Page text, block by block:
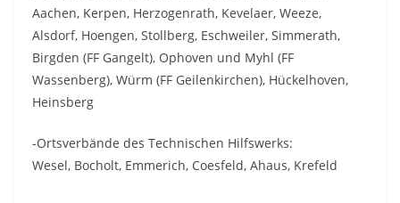
Aachen, Kerpen, Herzogenrath, Kevelaer, Weeze,
Alsdorf, Hoengen, Stollberg, Eschweiler, Simmerath,
Birgden (FF Gangelt), Ophoven und Myhl (FF
Wassenberg), Würm (FF Geilenkirchen), Hückelhoven,
Heinsberg
-Ortsverbände des Technischen Hilfswerks:
Wesel, Bocholt, Emmerich, Coesfeld, Ahaus, Krefeld